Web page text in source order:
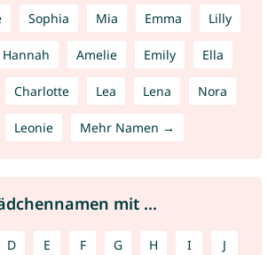
Sophia Mia Emma Lilly
Hannah Amelie Emily Ella
Charlotte Lea Lena Nora
Leonie Mehr Namen →
mit ...
D E F G H I J